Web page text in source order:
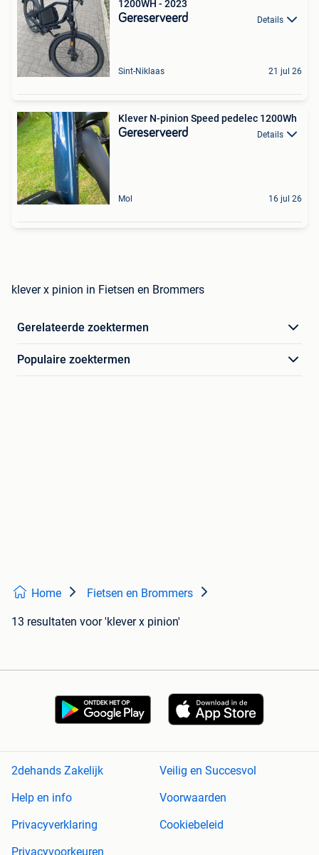
1200WH - 2023
Gereserveerd Details
Sint-Niklaas 21 jul 26
Klever N-pinion Speed pedelec 1200Wh
Gereserveerd Details
Mol 16 jul 26
klever x pinion in Fietsen en Brommers
Gerelateerde zoektermen
Populaire zoektermen
Home Fietsen en Brommers
13 resultaten voor 'klever x pinion'
2dehands Zakelijk
Veilig en Succesvol
Help en info
Voorwaarden
Privacyverklaring
Cookiebeleid
Privacyvoorkeuren